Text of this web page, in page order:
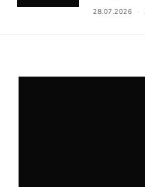
28.07.2026